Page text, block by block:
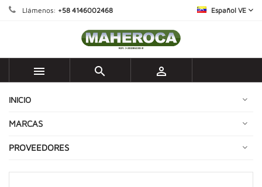
Llámenos: +58 4146002468 Español VE
  
INICIO
MARCAS
PROVEEDORES